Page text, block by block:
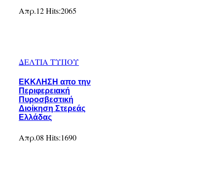
Απρ.12Hits:2065
ΔΕΛΤΙΑ ΤΥΠΟΥ
ΕΚΚΛΗΣΗ απο την
Περιφερειακή
Πυροσβεστική
Διοίκηση Στερεάς
Ελλάδας
Απρ.08 Hits:1690